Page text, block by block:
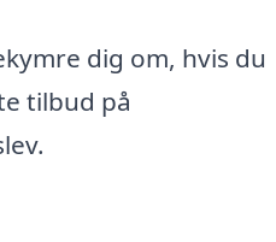
dig om, hvis du
tilbud på